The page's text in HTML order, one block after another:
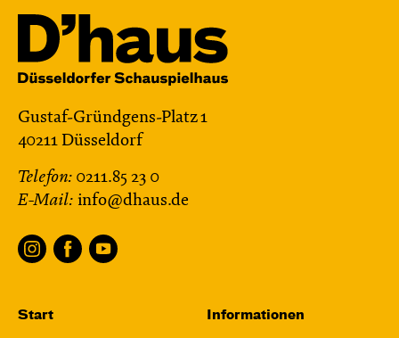
Gustaf-Gründgens-Platz 1
40211 Düsseldorf
Telefon: 0211.85 23 0
E-Mail: info@dhaus.de
Start Informationen